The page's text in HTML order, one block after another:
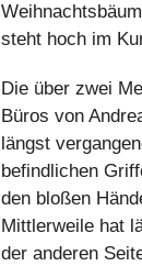
steht hoch im
Die über zwei
Büros von
längst
befindlichen
den bloßen
Mittlerweile hat
der anderen